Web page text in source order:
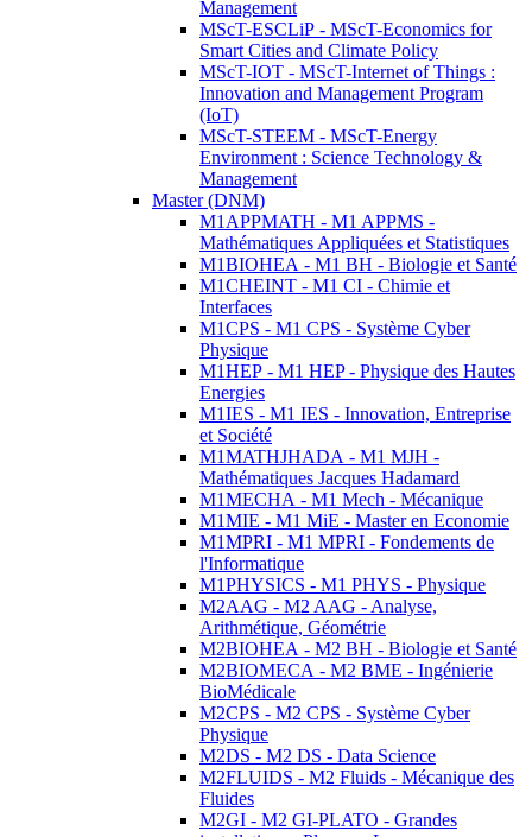
Management
MScT-ESCLiP - MScT-Economics for
Smart Cities and Climate Policy
MScT-IOT - MScT-Internet of Things :
Innovation and Management Program
(IoT)
MScT-STEEM - MScT-Energy
Environment : Science Technology &
Management
Master (DNM)
M1APPMATH - M1 APPMS -
Mathématiques Appliquées et Statistiques
M1BIOHEA - M1 BH - Biologie et Santé
M1CHEINT - M1 CI - Chimie et
Interfaces
M1CPS - M1 CPS - Système Cyber
Physique
M1HEP - M1 HEP - Physique des Hautes
Energies
M1IES - M1 IES - Innovation, Entreprise
et Société
M1MATHJHADA - M1 MJH -
Mathématiques Jacques Hadamard
M1MECHA - M1 Mech - Mécanique
M1MIE - M1 MiE - Master en Economie
M1MPRI - M1 MPRI - Fondements de
l'Informatique
M1PHYSICS - M1 PHYS - Physique
M2AAG - M2 AAG - Analyse,
Arithmétique, Géométrie
M2BIOHEA - M2 BH - Biologie et Santé
M2BIOMECA - M2 BME - Ingénierie
BioMédicale
M2CPS - M2 CPS - Système Cyber
Physique
M2DS - M2 DS - Data Science
M2FLUIDS - M2 Fluids - Mécanique des
Fluides
M2GI - M2 GI-PLATO - Grandes